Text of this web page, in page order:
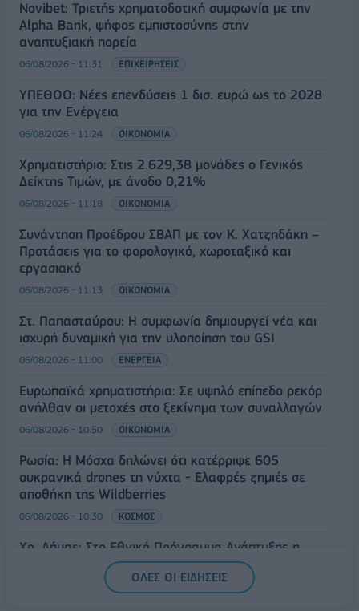
Novibet: Τριετής χρηματοδοτική συμφωνία με την
Alpha Bank, ψήφος εμπιστοσύνης στην
αναπτυξιακή πορεία
06/08/2026 - 11:31 ΕΠΙΧΕΙΡΗΣΕΙΣ
ΥΠΕΘΟΟ: Νέες επενδύσεις 1 δισ. ευρώ ως το 2028
για την Ενέργεια
06/08/2026 - 11:24 ΟΙΚΟΝΟΜΙΑ
Χρηματιστήριο: Στις 2.629,38 μονάδες ο Γενικός
Δείκτης Τιμών, με άνοδο 0,21%
06/08/2026 - 11:18 ΟΙΚΟΝΟΜΙΑ
Συνάντηση Προέδρου ΣΒΑΠ με τον Κ. Χατζηδάκη –
Προτάσεις για το φορολογικό, χωροταξικό και
εργασιακό
06/08/2026 - 11:13 ΟΙΚΟΝΟΜΙΑ
Στ. Παπασταύρου: Η συμφωνία δημιουργεί νέα και
ισχυρή δυναμική για την υλοποίηση του GSI
06/08/2026 - 11:00 ΕΝΕΡΓΕΙΑ
Ευρωπαϊκά χρηματιστήρια: Σε υψηλό επίπεδο ρεκόρ
ανήλθαν οι μετοχές στο ξεκίνημα των συναλλαγών
06/08/2026 - 10:50 ΟΙΚΟΝΟΜΙΑ
Ρωσία: Η Μόσχα δηλώνει ότι κατέρριψε 605
ουκρανικά drones τη νύχτα - Ελαφρές ζημιές σε
αποθήκη της Wildberries
06/08/2026 - 10:30 ΚΟΣΜΟΣ
Χρ. Δήμας: Στο Εθνικό Πρόγραμμα Ανάπτυξης η
αναβάθμιση του Αεροδρομίου Πάρου
06/08/2026 - 10:23 ΟΙΚΟΝΟΜΙΑ
ΟΛΕΣ ΟΙ ΕΙΔΗΣΕΙΣ